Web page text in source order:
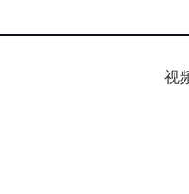
视